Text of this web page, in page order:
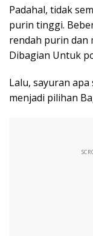
Padahal, tidak
purin tinggi.
rendah purin dan
Dibagian Untuk
Lalu, sayuran
menjadi pilihan